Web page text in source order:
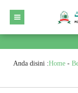
Anda disini :Home -